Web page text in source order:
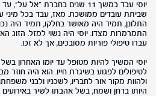
יוסי עבד במשך 11 שנים בחברת
שביתת עובדים ממושכת. מאז, עבד בכל מיני
התלונן, תמיד היה מאושר בחלקו, תמיד היה
התמרמרות מצדו. יוסי היה נשוי למזל. הזוג
עברו טיפולי פוריות מסובכים, אך לא זכו.
יוסי המשיך להיות מטופל עד יומו האחרון
לטיפולים לפגוע בשיגרת חייו. הוא היה חוזר
ולהוות מקור אור לחבריו, לשכניו ולבני
היותו בדחן ושמח, בשל אהבתו לשיר